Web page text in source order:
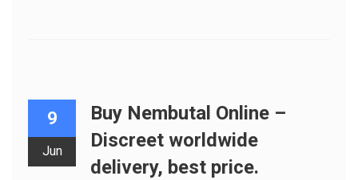
9
Jun
Buy Nembutal Online –
Discreet worldwide
delivery, best price.